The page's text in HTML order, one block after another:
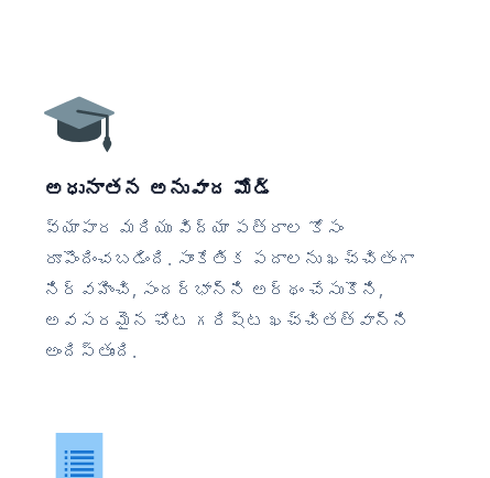
అధునాతన అనువాద మోడ్
వ్యాపార మరియు విద్యా పత్రాల కోసం
రూపొందించబడింది. సాంకేతిక పదాలను ఖచ్చితంగా
నిర్వహించి, సందర్భాన్ని అర్థం చేసుకొని,
అవసరమైన చోట గరిష్ట ఖచ్చితత్వాన్ని
అందిస్తుంది.